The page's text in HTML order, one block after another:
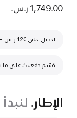
1,749.00 ر.س.‏
احصل على 120 ر.س.‏–1,080 ر.س.‏ للجهاز المراد استبداله.
قسّم دفعتك على ما يصل إلى 24
الإطار.